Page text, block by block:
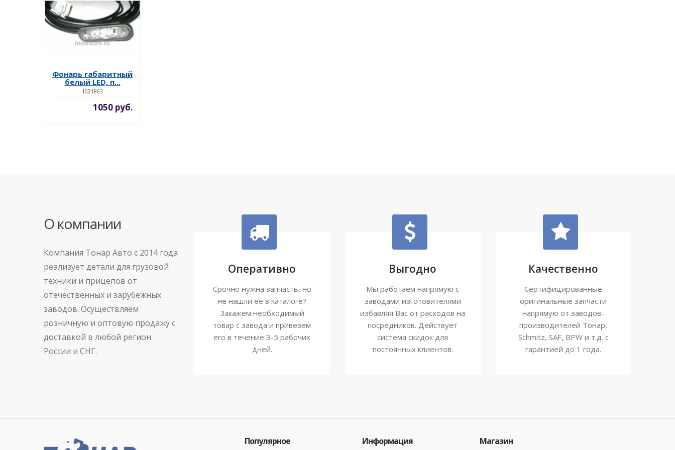
Фонарь габаритный
белый LED, п...
1021863
1050 руб.
О компании
Компания Тонар Авто с 2014 года
реализует детали для грузовой
техники и прицепов от
отечественных и зарубежных
заводов. Осуществляем
розничную и оптовую продажу с
доставкой в любой регион
России и СНГ.
Оперативно
Срочно нужна запчасть, но
не нашли ее в каталоге?
Закажем необходимый
товар с завода и привезем
его в течение 3-5 рабочих
дней.
Выгодно
Мы работаем напрямую с
заводами изготовителями
избавляя Вас от расходов на
посредников. Действует
система скидок для
постоянных клиентов.
Качественно
Сертифицированные
оригинальные запчасти
напрямую от заводов-
производителей Тонар,
Schmitz, SAF, BPW и т.д. с
гарантией до 1 года.
Популярное Информация Магазин